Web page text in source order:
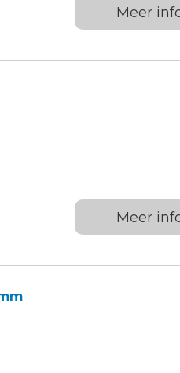
Meer
Meer